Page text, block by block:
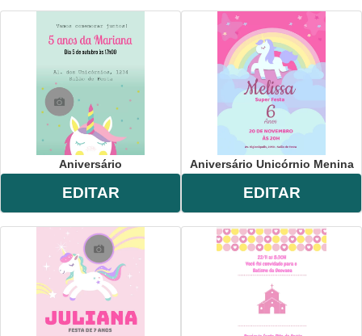
Aniversário
EDITAR
Aniversário Unicórnio Menina
EDITAR